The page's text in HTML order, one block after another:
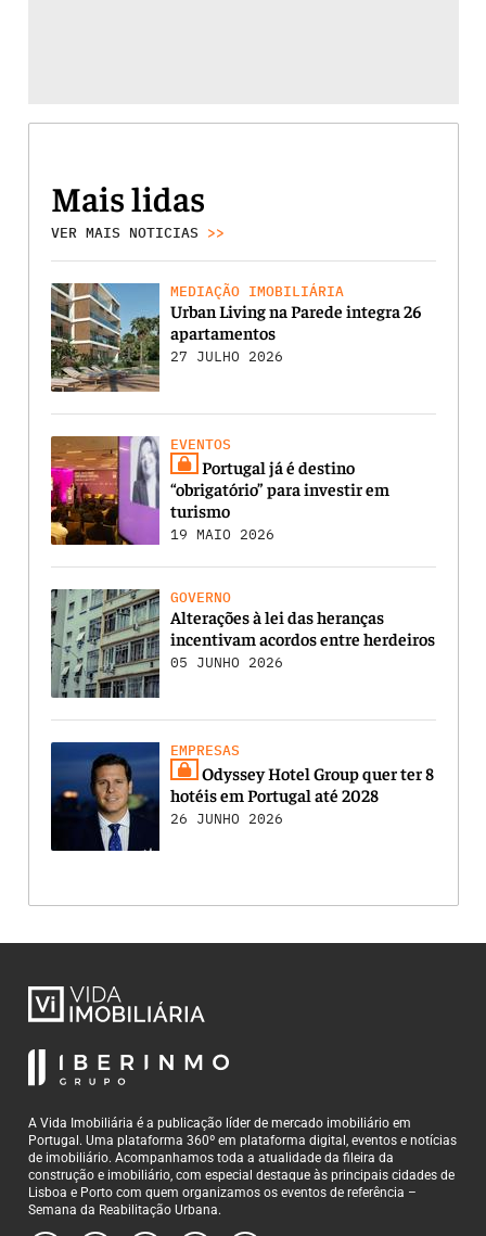
Mais lidas
VER MAIS NOTICIAS >>
MEDIAÇÃO IMOBILIÁRIA
Urban Living na Parede integra 26
apartamentos
27 JULHO 2026
EVENTOS
Portugal já é destino
“obrigatório” para investir em
turismo
19 MAIO 2026
GOVERNO
Alterações à lei das heranças
incentivam acordos entre herdeiros
05 JUNHO 2026
EMPRESAS
Odyssey Hotel Group quer ter 8
hotéis em Portugal até 2028
26 JUNHO 2026
A Vida Imobiliária é a publicação líder de mercado imobiliário em
Portugal. Uma plataforma 360º em plataforma digital, eventos e notícias
de imobiliário. Acompanhamos toda a atualidade da fileira da
construção e imobiliário, com especial destaque às principais cidades de
Lisboa e Porto com quem organizamos os eventos de referência –
Semana da Reabilitação Urbana.